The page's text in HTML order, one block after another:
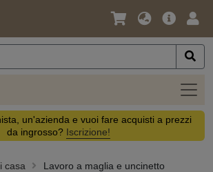
Lingua
Valuta
Offerta
un'azienda e vuoi fare acquisti a prezzi
da ingrosso? Iscrizione!
casa Lavoro a maglia e uncinetto